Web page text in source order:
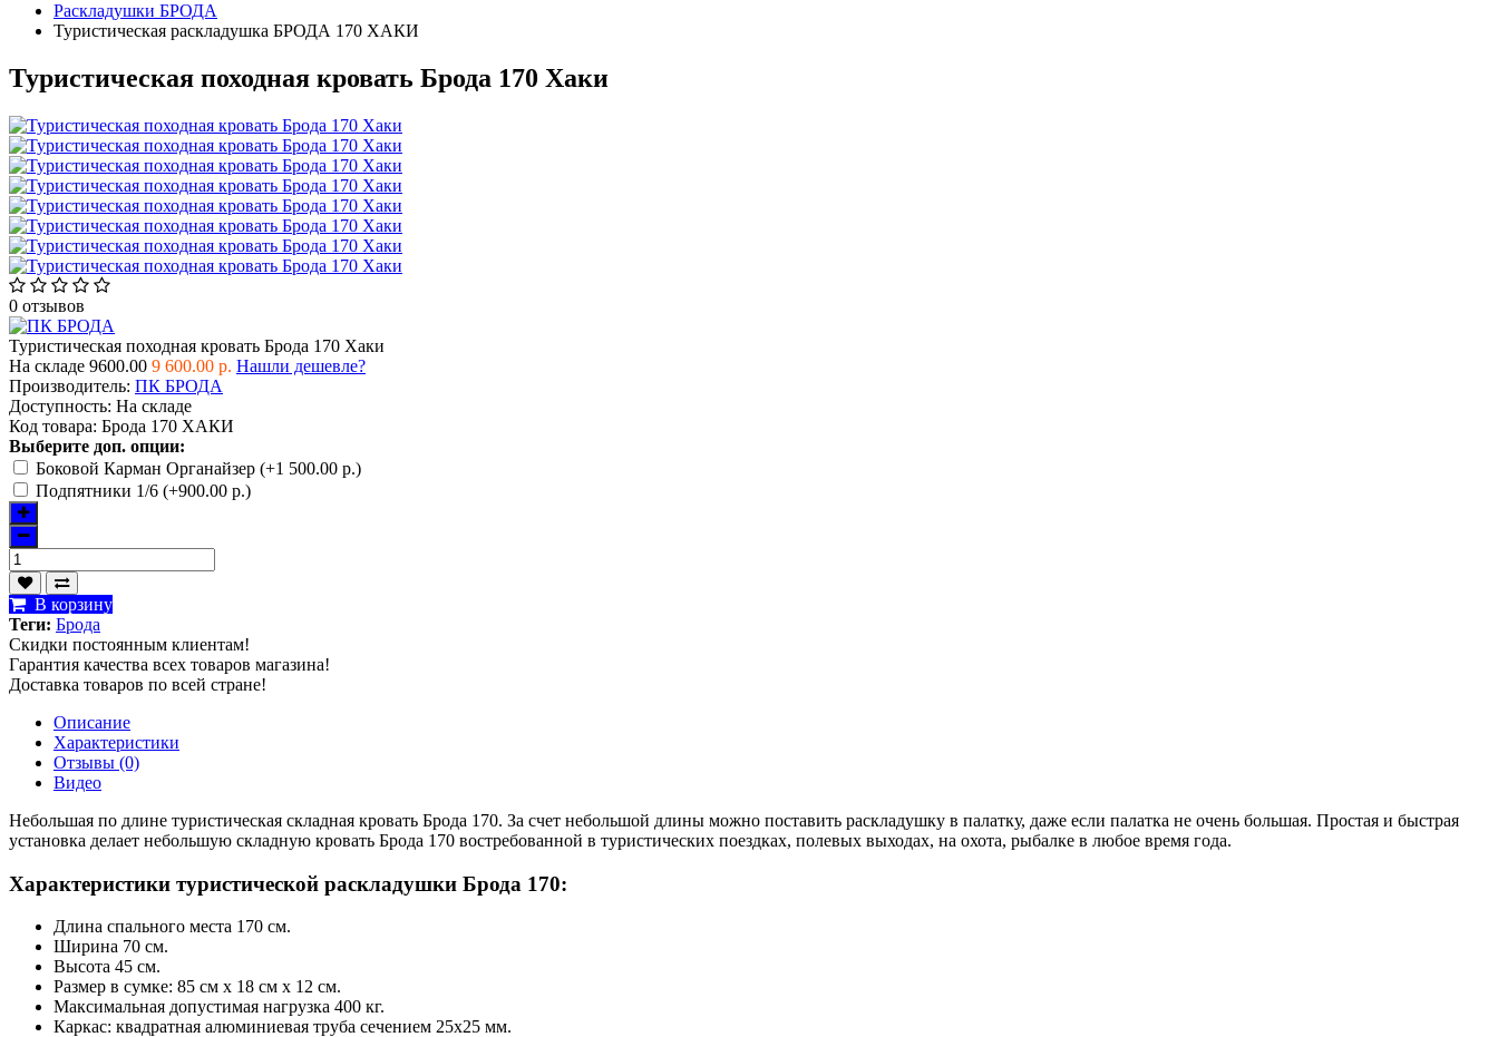
Раскладушки БРОДА
Туристическая раскладушка БРОДА 170 ХАКИ
Туристическая походная кровать Брода 170 Хаки
0 отзывов
Туристическая походная кровать Брода 170 Хаки
На складе 9600.00 9 600.00 р. Нашли дешевле?
Производитель: ПК БРОДА
Доступность: На складе
Код товара: Брода 170 ХАКИ
Выберите доп. опции:
Боковой Карман Органайзер (+1 500.00 р.)
Подпятники 1/6 (+900.00 р.)
В корзину
Теги: Брода
Скидки постоянным клиентам!
Гарантия качества всех товаров магазина!
Доставка товаров по всей стране!
Описание
Характеристики
Отзывы (0)
Видео
Небольшая по длине туристическая складная кровать Брода 170. За счет небольшой длины можно поставить раскладушку в палатку, даже если палатка не очень большая. Простая и быстрая
установка делает небольшую складную кровать Брода 170 востребованной в туристических поездках, полевых выходах, на охота, рыбалке в любое время года.
Характеристики туристической раскладушки Брода 170:
Длина спального места 170 см.
Ширина 70 см.
Высота 45 см.
Размер в сумке: 85 см х 18 см х 12 см.
Максимальная допустимая нагрузка 400 кг.
Каркас: квадратная алюминиевая труба сечением 25х25 мм.